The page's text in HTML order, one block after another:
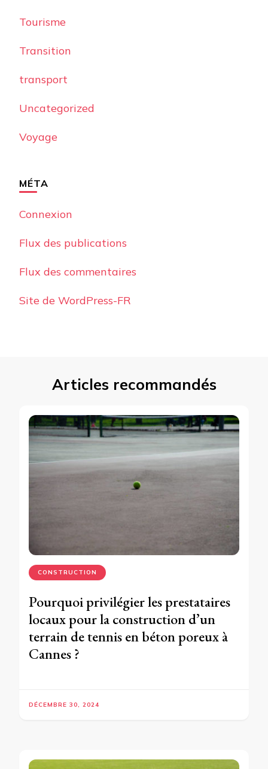
Tourisme
Transition
transport
Uncategorized
Voyage
MÉTA
Connexion
Flux des publications
Flux des commentaires
Site de WordPress-FR
Articles recommandés
CONSTRUCTION
Pourquoi privilégier les prestataires
locaux pour la construction d’un
terrain de tennis en béton poreux à
Cannes ?
DÉCEMBRE 30, 2024